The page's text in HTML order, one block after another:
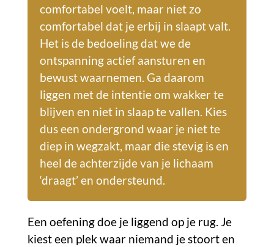
comfortabel voelt, maar niet zo
comfortabel dat je erbij in slaapt valt.
Het is de bedoeling dat we de
ontspanning actief aansturen en
bewust waarnemen. Ga daarom
liggen met de intentie om wakker te
blijven en niet in slaap te vallen. Kies
dus een ondergrond waar je niet te
diep in wegzakt, maar die stevig is en
heel de achterzijde van je lichaam
‘draagt’ en ondersteund.
Een oefening doe je liggend op je rug. Je
kiest een plek waar niemand je stoort en